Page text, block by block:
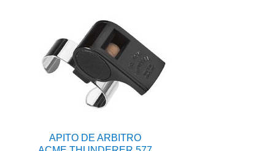
APITO DE ARBITRO